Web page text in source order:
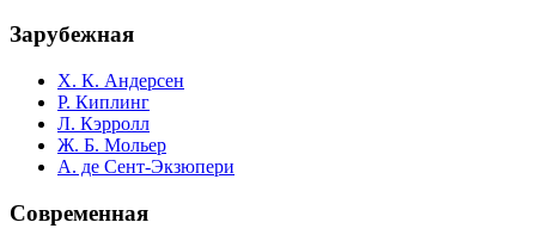
Зарубежная
Х. К. Андерсен
Р. Киплинг
Л. Кэрролл
Ж. Б. Мольер
А. де Сент-Экзюпери
Современная